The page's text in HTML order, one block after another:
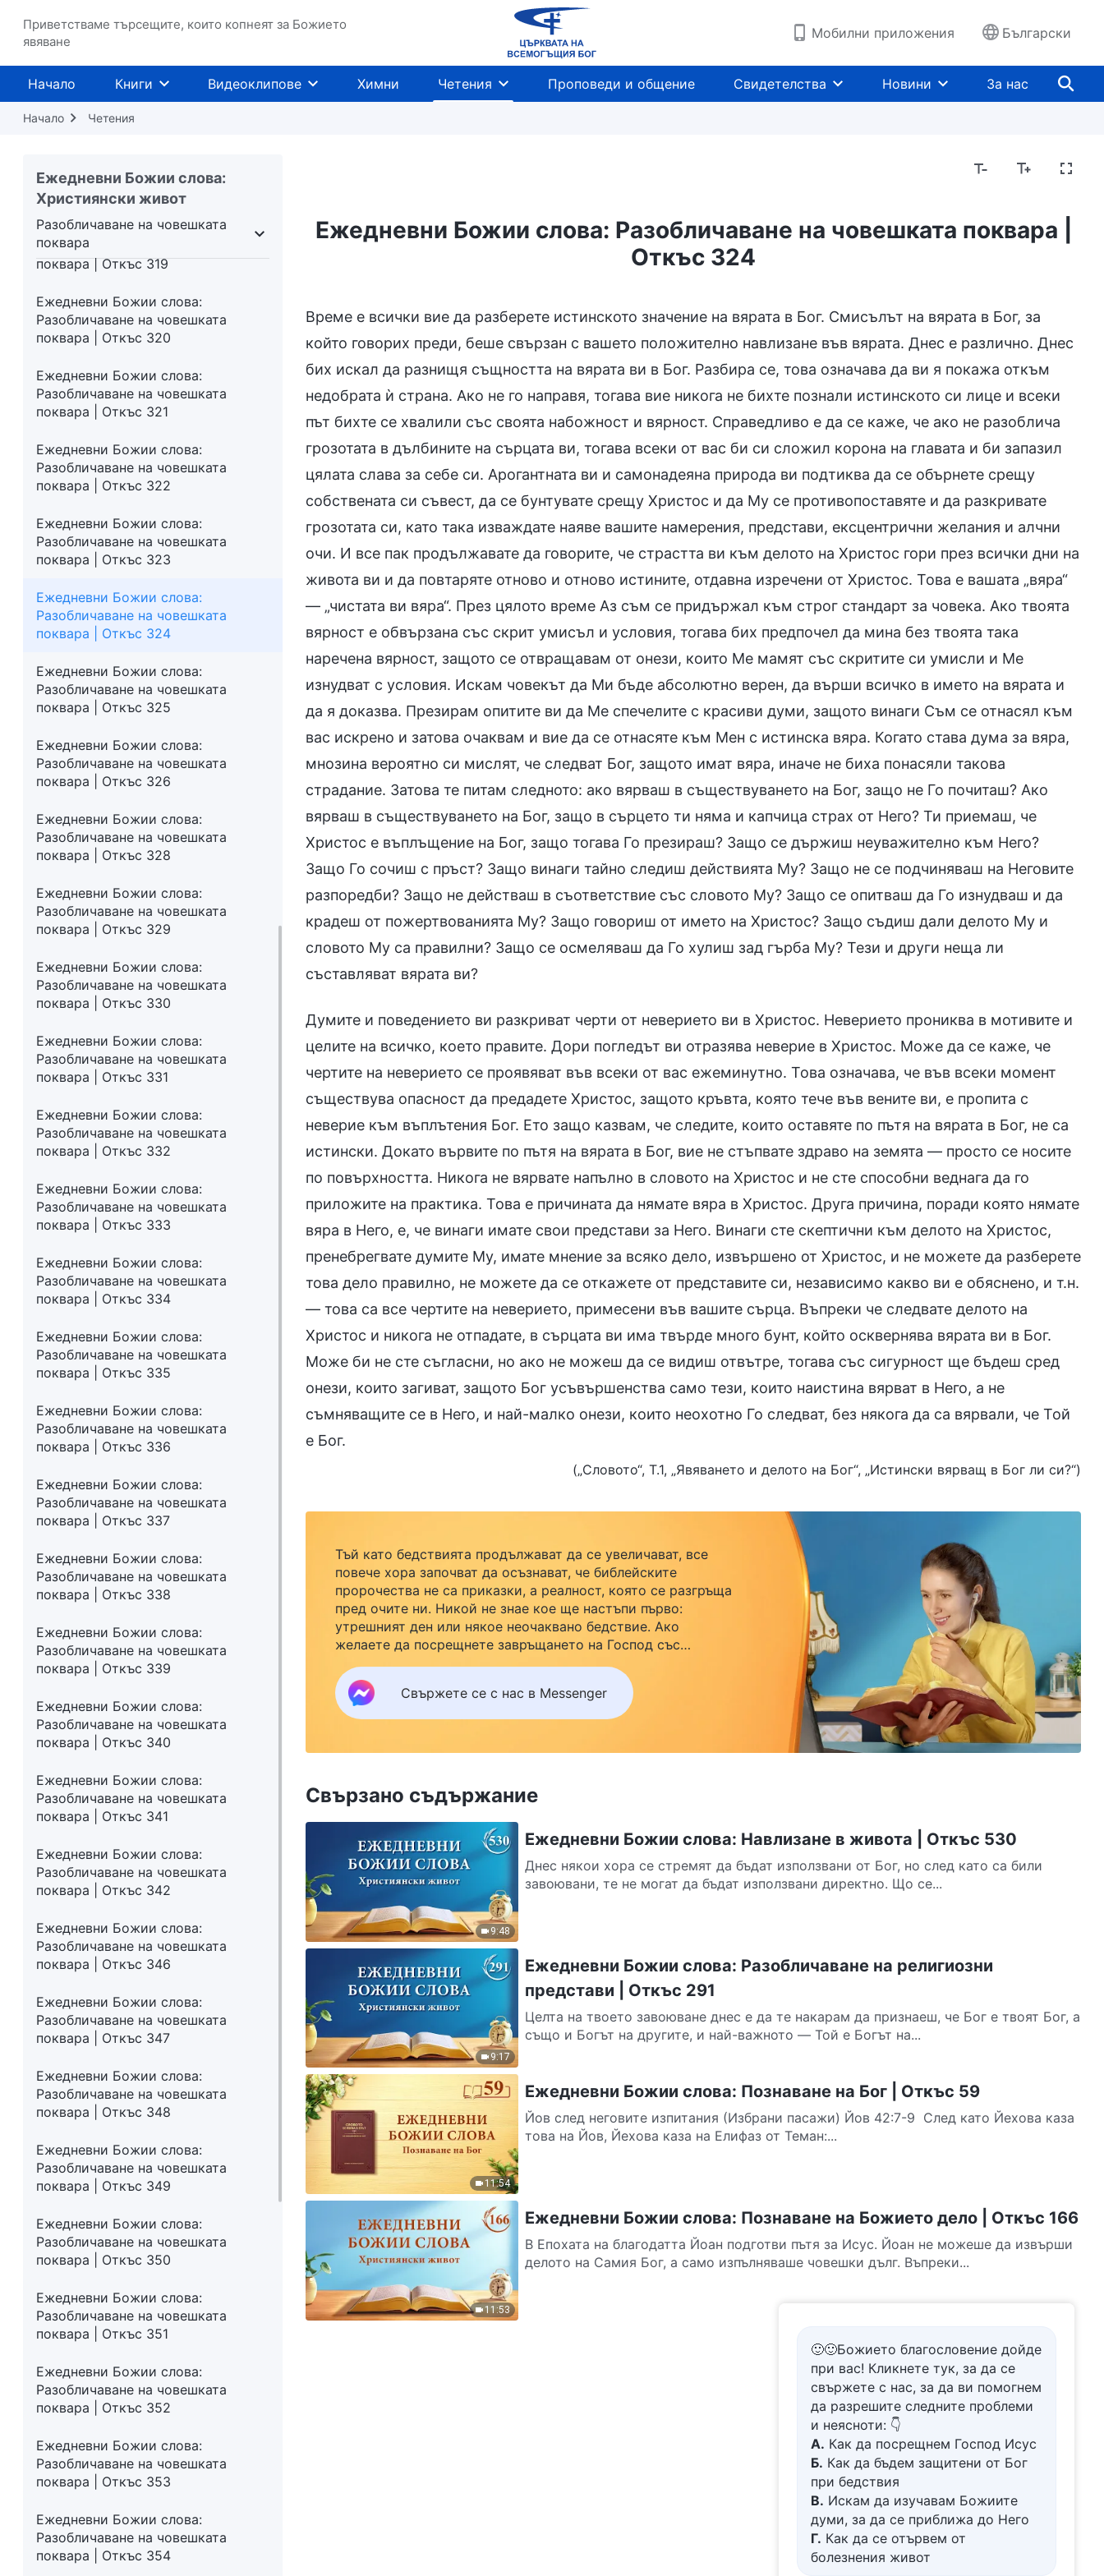
Приветстваме търсещите, които копнеят за Божието
явяване
Мобилни приложения Български
Начало Книги Видеоклипове Химни Четения Проповеди и общение Свидетелства Новини За нас
Начало Четения
Ежедневни Божии слова:
Християнски живот
Разобличаване на човешката
поквара
Разобличаване на човешката поквара Предназначения и изход
Разобличаване на човешката
поквара | Откъс 314
Ежедневни Божии слова:
Разобличаване на човешката
поквара | Откъс 317
Разобличаване на човешката
поквара | Откъс 318
Ежедневни Божии слова:
Разобличаване на човешката
поквара | Откъс 319
Ежедневни Божии слова:
Разобличаване на човешката
поквара | Откъс 320
Ежедневни Божии слова:
Разобличаване на човешката
поквара | Откъс 321
Ежедневни Божии слова:
Разобличаване на човешката
поквара | Откъс 322
Ежедневни Божии слова:
Разобличаване на човешката
поквара | Откъс 323
Ежедневни Божии слова:
Разобличаване на човешката
поквара | Откъс 324
Ежедневни Божии слова:
Разобличаване на човешката
поквара | Откъс 325
Ежедневни Божии слова:
Разобличаване на човешката
поквара | Откъс 326
Ежедневни Божии слова:
Разобличаване на човешката
поквара | Откъс 328
Ежедневни Божии слова:
Разобличаване на човешката
поквара | Откъс 329
Ежедневни Божии слова:
Разобличаване на човешката
поквара | Откъс 330
Ежедневни Божии слова:
Разобличаване на човешката
поквара | Откъс 331
Ежедневни Божии слова:
Разобличаване на човешката
поквара | Откъс 332
Ежедневни Божии слова:
Разобличаване на човешката
поквара | Откъс 333
Ежедневни Божии слова:
Разобличаване на човешката
поквара | Откъс 334
Ежедневни Божии слова:
Разобличаване на човешката
поквара | Откъс 335
Ежедневни Божии слова:
Разобличаване на човешката
поквара | Откъс 336
Ежедневни Божии слова:
Разобличаване на човешката
поквара | Откъс 337
Ежедневни Божии слова:
Разобличаване на човешката
поквара | Откъс 338
Ежедневни Божии слова:
Разобличаване на човешката
поквара | Откъс 339
Ежедневни Божии слова:
Разобличаване на човешката
поквара | Откъс 340
Ежедневни Божии слова:
Разобличаване на човешката
поквара | Откъс 341
Ежедневни Божии слова:
Разобличаване на човешката
поквара | Откъс 342
Ежедневни Божии слова:
Разобличаване на човешката
поквара | Откъс 346
Ежедневни Божии слова:
Разобличаване на човешката
поквара | Откъс 347
Ежедневни Божии слова:
Разобличаване на човешката
поквара | Откъс 348
Ежедневни Божии слова:
Разобличаване на човешката
поквара | Откъс 349
Ежедневни Божии слова:
Разобличаване на човешката
поквара | Откъс 350
Ежедневни Божии слова:
Разобличаване на човешката
поквара | Откъс 351
Ежедневни Божии слова:
Разобличаване на човешката
поквара | Откъс 352
Ежедневни Божии слова:
Разобличаване на човешката
поквара | Откъс 353
Ежедневни Божии слова:
Разобличаване на човешката
поквара | Откъс 354
Ежедневни Божии слова: Разобличаване на човешката поквара |
Откъс 324
Време е всички вие да разберете истинското значение на вярата в Бог. Смисълът на вярата в Бог, за
който говорих преди, беше свързан с вашето положително навлизане във вярата. Днес е различно. Днес
бих искал да разнищя същността на вярата ви в Бог. Разбира се, това означава да ви я покажа откъм
недобрата ѝ страна. Ако не го направя, тогава вие никога не бихте познали истинското си лице и всеки
път бихте се хвалили със своята набожност и вярност. Справедливо е да се каже, че ако не разоблича
грозотата в дълбините на сърцата ви, тогава всеки от вас би си сложил корона на главата и би запазил
цялата слава за себе си. Арогантната ви и самонадеяна природа ви подтиква да се обърнете срещу
собствената си съвест, да се бунтувате срещу Христос и да Му се противопоставяте и да разкривате
грозотата си, като така изваждате наяве вашите намерения, представи, ексцентрични желания и алчни
очи. И все пак продължавате да говорите, че страстта ви към делото на Христос гори през всички дни на
живота ви и да повтаряте отново и отново истините, отдавна изречени от Христос. Това е вашата „вяра“
— „чистата ви вяра“. През цялото време Аз съм се придържал към строг стандарт за човека. Ако твоята
вярност е обвързана със скрит умисъл и условия, тогава бих предпочел да мина без твоята така
наречена вярност, защото се отвращавам от онези, които Ме мамят със скритите си умисли и Ме
изнудват с условия. Искам човекът да Ми бъде абсолютно верен, да върши всичко в името на вярата и
да я доказва. Презирам опитите ви да Ме спечелите с красиви думи, защото винаги Съм се отнасял към
вас искрено и затова очаквам и вие да се отнасяте към Мен с истинска вяра. Когато става дума за вяра,
мнозина вероятно си мислят, че следват Бог, защото имат вяра, иначе не биха понасяли такова
страдание. Затова те питам следното: ако вярваш в съществуването на Бог, защо не Го почиташ? Ако
вярваш в съществуването на Бог, защо в сърцето ти няма и капчица страх от Него? Ти приемаш, че
Христос е въплъщение на Бог, защо тогава Го презираш? Защо се държиш неуважително към Него?
Защо Го сочиш с пръст? Защо винаги тайно следиш действията Му? Защо не се подчиняваш на Неговите
разпоредби? Защо не действаш в съответствие със словото Му? Защо се опитваш да Го изнудваш и да
крадеш от пожертвованията Му? Защо говориш от името на Христос? Защо съдиш дали делото Му и
словото Му са правилни? Защо се осмеляваш да Го хулиш зад гърба Му? Тези и други неща ли
съставляват вярата ви?
Думите и поведението ви разкриват черти от неверието ви в Христос. Неверието прониква в мотивите и
целите на всичко, което правите. Дори погледът ви отразява неверие в Христос. Може да се каже, че
чертите на неверието се проявяват във всеки от вас ежеминутно. Това означава, че във всеки момент
съществува опасност да предадете Христос, защото кръвта, която тече във вените ви, е пропита с
неверие към въплътения Бог. Ето защо казвам, че следите, които оставяте по пътя на вярата в Бог, не са
истински. Докато вървите по пътя на вярата в Бог, вие не стъпвате здраво на земята — просто се носите
по повърхността. Никога не вярвате напълно в словото на Христос и не сте способни веднага да го
приложите на практика. Това е причината да нямате вяра в Христос. Друга причина, поради която нямате
вяра в Него, е, че винаги имате свои представи за Него. Винаги сте скептични към делото на Христос,
пренебрегвате думите Му, имате мнение за всяко дело, извършено от Христос, и не можете да разберете
това дело правилно, не можете да се откажете от представите си, независимо какво ви е обяснено, и т.н.
— това са все чертите на неверието, примесени във вашите сърца. Въпреки че следвате делото на
Христос и никога не отпадате, в сърцата ви има твърде много бунт, който осквернява вярата ви в Бог.
Може би не сте съгласни, но ако не можеш да се видиш отвътре, тогава със сигурност ще бъдеш сред
онези, които загиват, защото Бог усъвършенства само тези, които наистина вярват в Него, а не
съмняващите се в Него, и най-малко онези, които неохотно Го следват, без някога да са вярвали, че Той
е Бог.
(„Словото“, Т.1, „Явяването и делото на Бог“, „Истински вярващ в Бог ли си?“)
Тъй като бедствията продължават да се увеличават, все
повече хора започват да осъзнават, че библейските
пророчества не са приказки, а реалност, която се разгръща
пред очите ни. Никой не знае кое ще настъпи първо:
утрешният ден или някое неочаквано бедствие. Ако
желаете да посрещнете завръщането на Господ със
семейството си и да намерите безопасност под Божията
закрила, кликнете върху Messenger, за да се присъедините
към нашата група за изучаване. Не чакайте до утре.
Свържете се с нас в Messenger
Свързано съдържание
9:48
Ежедневни Божии слова: Навлизане в живота | Откъс 530
Днес някои хора се стремят да бъдат използвани от Бог, но след като са били
завоювани, те не могат да бъдат използвани директно. Що се...
9:17
Ежедневни Божии слова: Разобличаване на религиозни
представи | Откъс 291
Целта на твоето завоюване днес е да те накарам да признаеш, че Бог е твоят Бог, а
също и Богът на другите, и най-важното — Той е Богът на...
11:54
Ежедневни Божии слова: Познаване на Бог | Откъс 59
Йов след неговите изпитания (Избрани пасажи) Йов 42:7-9 След като Йехова каза
това на Йов, Йехова каза на Елифаз от Теман:...
11:53
Ежедневни Божии слова: Познаване на Божието дело | Откъс 166
В Епохата на благодатта Йоан подготви пътя за Исус. Йоан не можеше да извърши
делото на Самия Бог, а само изпълняваше човешки дълг. Въпреки...
🙂🙂Божието благословение дойде
при вас! Кликнете тук, за да се
свържете с нас, за да ви помогнем
да разрешите следните проблеми
и неясноти: 👇
А. Как да посрещнем Господ Исус
Б. Как да бъдем защитени от Бог
при бедствия
В. Искам да изучавам Божиите
думи, за да се приближа до Него
Г. Как да се отървем от
болезнения живот